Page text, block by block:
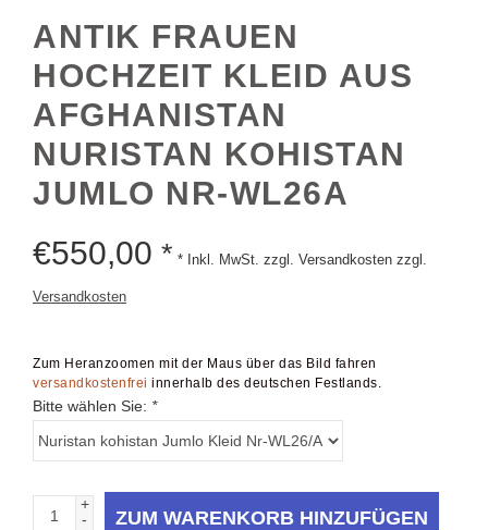
ANTIK FRAUEN
HOCHZEIT KLEID AUS
AFGHANISTAN
NURISTAN KOHISTAN
JUMLO NR-WL26A
€550,00 * * Inkl. MwSt. zzgl. Versandkosten zzgl.
Versandkosten
Zum Heranzoomen mit der Maus über das Bild fahren
versandkostenfrei innerhalb des deutschen Festlands.
Bitte wählen Sie: *
+
-
ZUM WARENKORB HINZUFÜGEN